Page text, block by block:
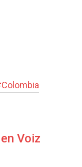
Colombia
Voiz